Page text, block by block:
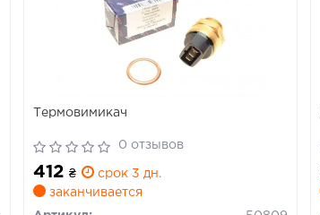
Термовимикач
0 отзывов
412₴
срок 3 дн.
заканчивается